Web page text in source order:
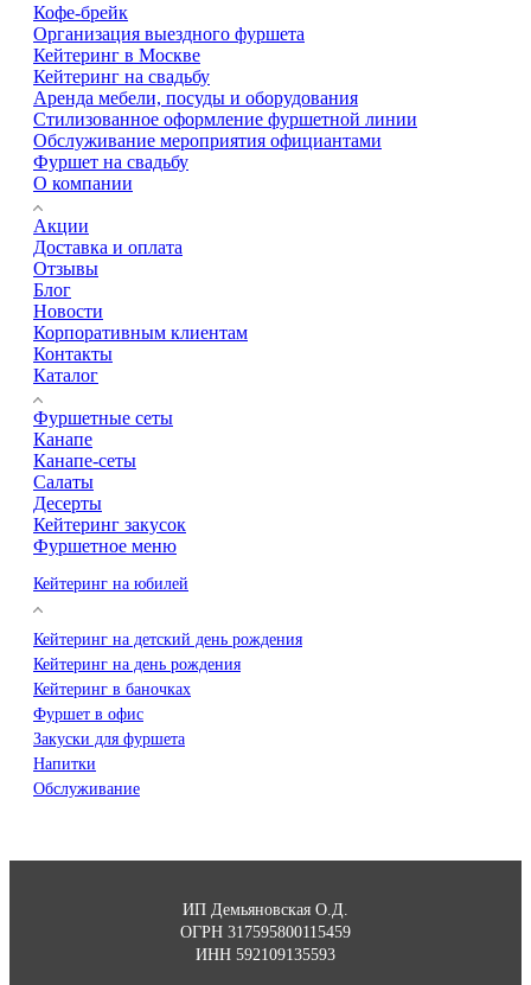
О компании
Акции
Доставка и оплата
Отзывы
Блог
Новости
Корпоративным клиентам
Контакты
Каталог
Фуршетные сеты
Канапе
Канапе-сеты
Салаты
Десерты
Кейтеринг закусок
Фуршетное меню
Кейтеринг на юбилей
Кейтеринг на детский день рождения
Кейтеринг на день рождения
Кейтеринг в баночках
Фуршет в офис
Закуски для фуршета
Напитки
Обслуживание
Кофе-брейк
Организация выездного фуршета
Кейтеринг в Москве
Кейтеринг на свадьбу
Аренда мебели, посуды и оборудования
Стилизованное оформление фуршетной линии
Обслуживание мероприятия официантами
Фуршет на свадьбу
ИП Демьяновская О.Д.
ОГРН 317595800115459
ИНН 592109135593